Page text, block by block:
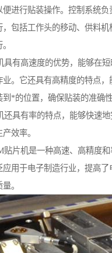
便进行贴装操作。控制系统负
，包括工作头的移动、供料机
具有高速度的优势，能够在
业。它还具有高精度的特点，
*的位置，确保贴装的准确性
还具有率的特点，能够快速
效率。
贴片机是一种高速、高精度
应用于电子制造行业，提高了
。